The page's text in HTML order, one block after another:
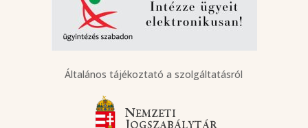
Általános tájékoztató a szolgáltatásról